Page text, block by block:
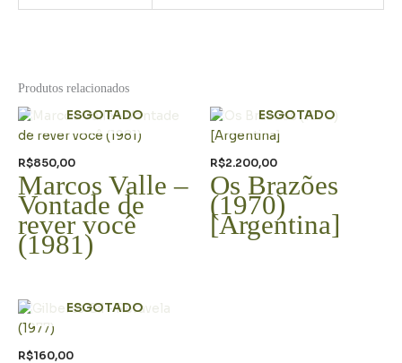
Produtos relacionados
ESGOTADO
R$850,00
Marcos Valle –
Vontade de
rever você
(1981)
ESGOTADO
R$2.200,00
Os Brazões
(1970)
[Argentina]
ESGOTADO
R$160,00